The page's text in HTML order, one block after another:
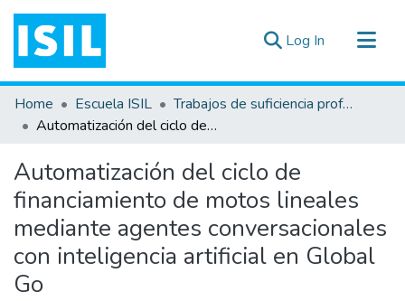
Log In (current)
All of DSpace
Statistics
Documentos ▾
Home Escuela ISIL
Trabajos de suficiencia profesional
Automatización del ciclo de financiamiento de motos lineales mediante agentes conversacionales con inteligencia artificial en Global Go
Automatización del ciclo de
financiamiento de motos lineales
mediante agentes conversacionales
con inteligencia artificial en Global
Go